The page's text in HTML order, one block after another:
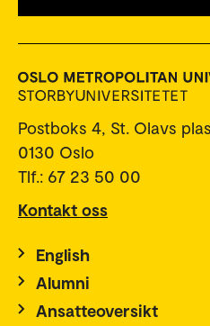
Postboks 4, St. Olavs
0130 Oslo
Tlf.: 67 23 50 00
Kontakt oss
English
Alumni
Ansatteoversikt